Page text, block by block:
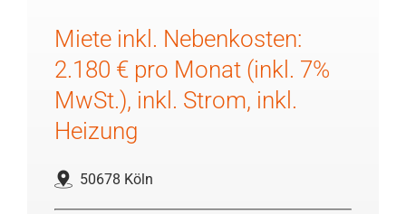
Miete inkl. Nebenkosten:
2.180 € pro Monat (inkl. 7%
MwSt.), inkl. Strom, inkl.
Heizung
50678 Köln